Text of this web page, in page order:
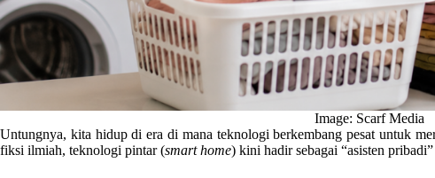
Image: Scarf Media
Untungnya, kita hidup di era di mana teknologi berkembang pesat untuk
fiksi ilmiah, teknologi pintar (smart home) kini hadir sebagai “asisten